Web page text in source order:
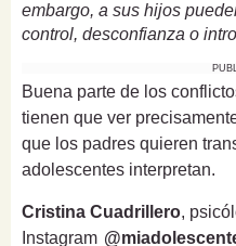
embargo, a sus hijos
control, desconfianza o
Buena parte de los
tienen que ver
que los padres quieren
adolescentes interpretan.
Cristina Cuadrillero,
Instagram